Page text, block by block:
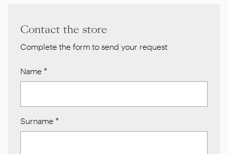
Contact the store
Complete the form to send your request
Name *
Surname *